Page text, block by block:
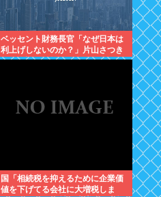
ベッセント財務長官「なぜ日本は
利上げしないのか？」片山さつき
との会談で激怒していた
国「相続税を抑えるために企業価
値を下げてる会社に大増税しま